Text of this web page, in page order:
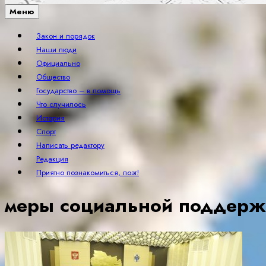
Меню
Закон и порядок
Наши люди
Официально
Общество
Государство – в помощь
Что случилось
История
Спорт
Написать редактору
Редакция
Приятно познакомиться, поэт!
меры социальной